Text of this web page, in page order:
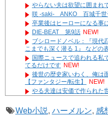
やらない夫は欲望に囲まれ
咲 -saki- ANKO 百城千
卒業後はヒーローになる
DIE-BEAT 第9話 NEW!
ブシロードノベル：『現代
こまでも深く潜る 1』 などの
国際ニュースで追われる私
てるだけです NEW!
後世の歴史家いわく、俺は
【ファンタジー/転生】
NEW!
やる夫達は安価で作られた
遊☆戯☆王G-WITCH！～
Web小説, ハーメルン, 感